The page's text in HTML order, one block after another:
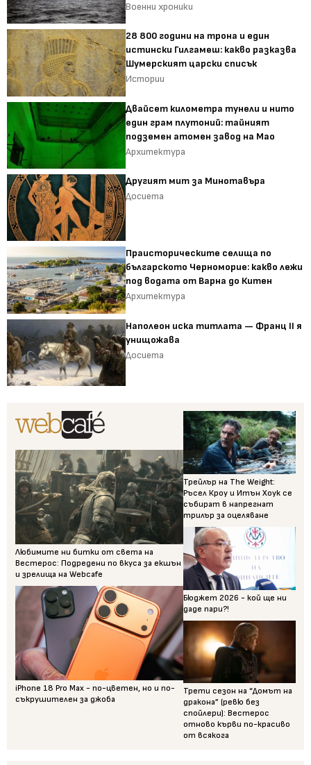
Военни хроники
28 800 години на трона и един
истински Гилгамеш: какво разказва
Шумерският царски списък
Истории
Двайсет километра тунели и нито
един грам плутоний: тайният
подземен атомен завод на Мао
Архитектура
Другият мит за Минотавъра
Досиета
Праисторическите селища по
българското Черноморие: какво лежи
под водата от Варна до Китен
Архитектура
Наполеон иска титлата — Франц II я
унищожава
Досиета
Любимите ни битки от света на
Вестерос: Подредени по вкуса за екшън
и зрелища на Webcafe
iPhone 18 Pro Max - по-цветен, но и по-
съкрушителен за джоба
Трейлър на The Weight:
Ръсел Кроу и Итън Хоук се
събират в напрегнат
трилър за оцеляване
Бюджет 2026 - кой ще ни
даде пари?!
Трети сезон на “Домът на
дракона” (ревю без
спойлери): Вестерос
отново кърви по-красиво
от всякога